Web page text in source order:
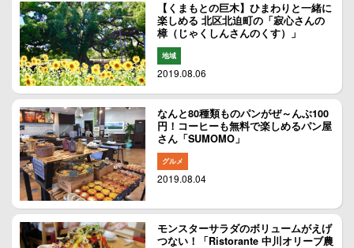
【くまもとの巨木】ひまわりと一緒に
楽しめる 北区北迫町の「寂心さんの
樟（じゃくしんさんのくす）」
地域
2019.08.06
なんと80種類ものパンがぜ～んぶ100
円！コーヒーも無料で楽しめるパン屋
さん「SUMOMO」
グルメ
2019.08.04
モンスターサラダのボリュームがえげ
つない！「Ristorante 中川オリーブ農